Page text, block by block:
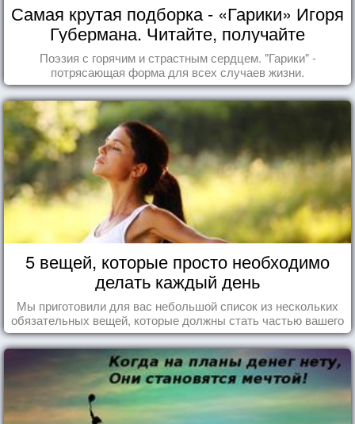
Самая крутая подборка - «Гарики» Игоря
Губермана. Читайте, получайте
удовольствие!
Поэзия с горячим и страстным сердцем. "Гарики" -
потрясающая форма для всех случаев жизни.
5 вещей, которые просто необходимо
делать каждый день
Мы приготовили для вас небольшой список из нескольких
обязательных вещей, которые должны стать частью вашего
дня.